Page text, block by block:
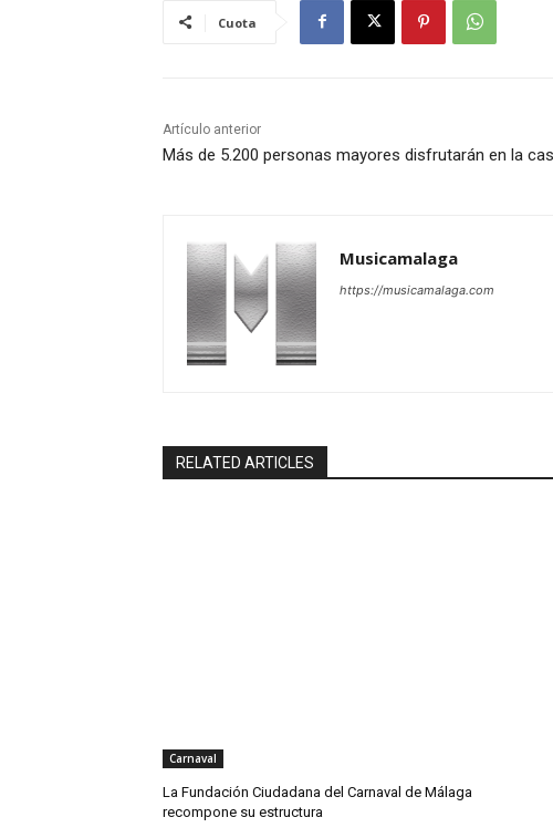
Cuota
Artículo anterior
Más de 5.200 personas mayores disfrutarán en la
Musicamalaga
https://musicamalaga.com
RELATED ARTICLES
Carnaval
La Fundación Ciudadana del Carnaval de Málaga
recompone su estructura